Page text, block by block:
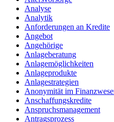
Analyse
Analytik
Anforderungen an Kredite
Angebot
Angehörige
Anlageberatung
Anlagemöglichkeiten
Anlageprodukte
Anlagestrategien
Anonymität im
Anschaffungskredite
Anspruchsmanagement
Antragsprozess